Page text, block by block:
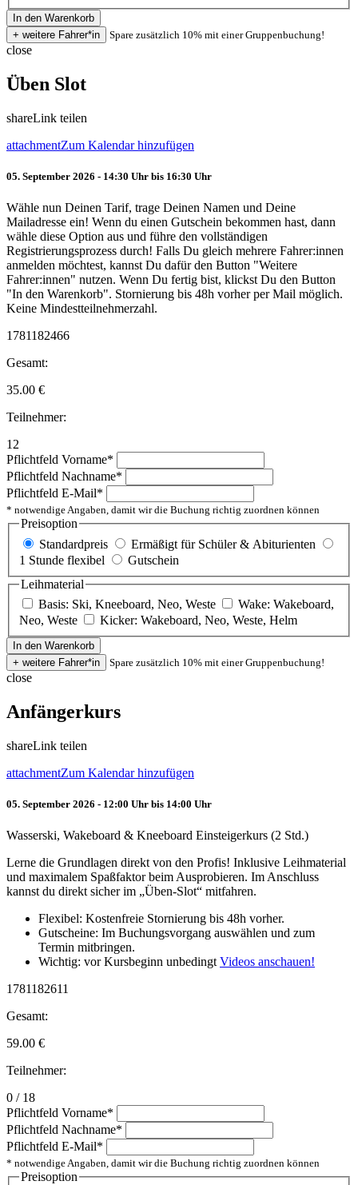
Spare zusätzlich 10% mit einer Gruppenbuchung!
close
Üben Slot
shareLink teilen
attachmentZum Kalendar hinzufügen
05. September 2026 - 14:30 Uhr bis 16:30 Uhr
Wähle nun Deinen Tarif, trage Deinen Namen und Deine
Mailadresse ein! Wenn du einen Gutschein bekommen hast, dann
wähle diese Option aus und führe den vollständigen
Registrierungsprozess durch! Falls Du gleich mehrere Fahrer:innen
anmelden möchtest, kannst Du dafür den Button "Weitere
Fahrer:innen" nutzen. Wenn Du fertig bist, klickst Du den Button
"In den Warenkorb". Stornierung bis 48h vorher per Mail möglich.
Keine Mindestteilnehmerzahl.
1781182466
Gesamt:
35.00 €
Teilnehmer:
12
Pflichtfeld Vorname*
Pflichtfeld Nachname*
Pflichtfeld E-Mail*
* notwendige Angaben, damit wir die Buchung richtig zuordnen können
Preisoption
Standardpreis
Ermäßigt für Schüler & Abiturienten
1 Stunde flexibel
Gutschein
Leihmaterial
Basis: Ski, Kneeboard, Neo, Weste
Wake: Wakeboard,
Neo, Weste
Kicker: Wakeboard, Neo, Weste, Helm
Spare zusätzlich 10% mit einer Gruppenbuchung!
close
Anfängerkurs
shareLink teilen
attachmentZum Kalendar hinzufügen
05. September 2026 - 12:00 Uhr bis 14:00 Uhr
Wasserski, Wakeboard & Kneeboard Einsteigerkurs (2 Std.)
Lerne die Grundlagen direkt von den Profis! Inklusive Leihmaterial
und maximalem Spaßfaktor beim Ausprobieren. Im Anschluss
kannst du direkt sicher im „Üben-Slot“ mitfahren.
Flexibel: Kostenfreie Stornierung bis 48h vorher.
Gutscheine: Im Buchungsvorgang auswählen und zum
Termin mitbringen.
Wichtig: vor Kursbeginn unbedingt Videos anschauen!
1781182611
Gesamt:
59.00 €
Teilnehmer:
0 / 18
Pflichtfeld Vorname*
Pflichtfeld Nachname*
Pflichtfeld E-Mail*
* notwendige Angaben, damit wir die Buchung richtig zuordnen können
Preisoption